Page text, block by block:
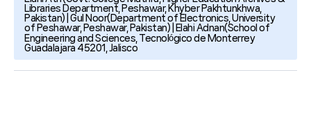
Libraries Department, Peshawar, Khyber Pakhtunkhwa,
Pakistan) | Gul Noor(Department of Electronics, University
of Peshawar, Peshawar, Pakistan) | Elahi Adnan(School of
Engineering and Sciences, Tecnológico de Monterrey
Guadalajara 45201, Jalisco